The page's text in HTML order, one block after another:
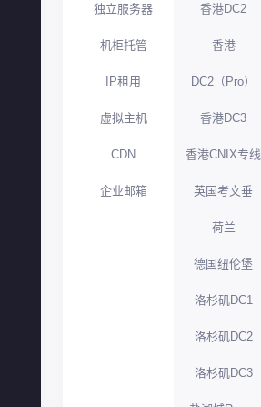
独立服务器
机柜托管
IP租用
虚拟主机
CDN
企业邮箱
香港DC2
香港
DC2（Pro）
香港DC3
香港CNIX专线
英国考文垂
荷兰
德国纽伦堡
洛杉矶DC1
洛杉矶DC2
洛杉矶DC3